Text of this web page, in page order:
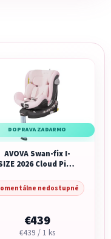
DOPRAVA ZADARMO
AVOVA Swan-fix I-
2026 Cloud Pink
nedostupné
€439
Jednotková
€439 / 1 ks